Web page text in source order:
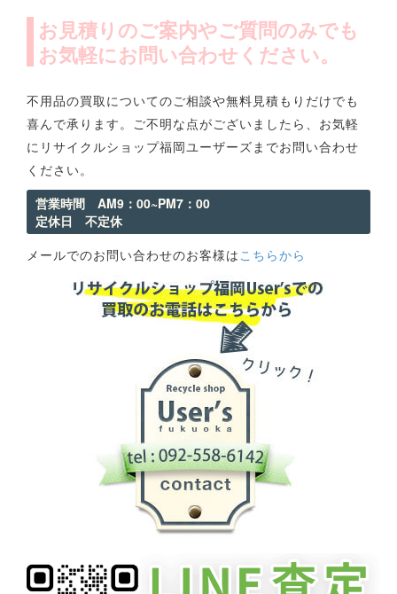
お見積りのご案内やご質問のみでも
お気軽にお問い合わせください。
不用品の買取についてのご相談や無料見積もりだけでも
喜んで承ります。ご不明な点がございましたら、お気軽
にリサイクルショップ福岡ユーザーズまでお問い合わせ
ください。
営業時間 AM9：00~PM7：00
定休日 不定休
メールでのお問い合わせのお客様は こちらから